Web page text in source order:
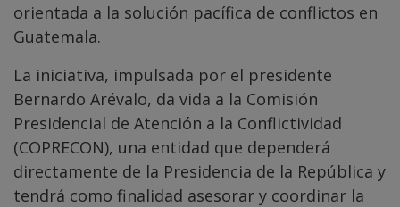
orientada a la solución pacífica de conflictos en
Guatemala.
La iniciativa, impulsada por el presidente
Bernardo Arévalo, da vida a la Comisión
Presidencial de Atención a la Conflictividad
(COPRECON), una entidad que dependerá
directamente de la Presidencia de la República y
tendrá como finalidad asesorar y coordinar la